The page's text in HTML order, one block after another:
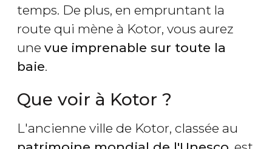
temps. De plus, en empruntant la
route qui mène à Kotor, vous aurez
une vue imprenable sur toute la
baie.
Que voir à Kotor ?
L'ancienne ville de Kotor, classée au